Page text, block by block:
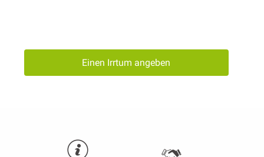
Einen Irrtum angeben